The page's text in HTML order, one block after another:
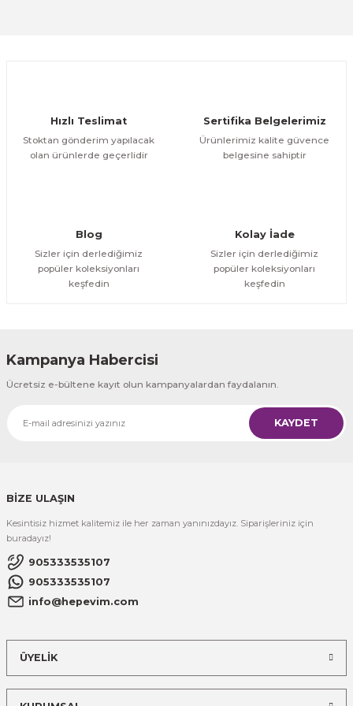
Bu ürüne benzer farklı alternatifler olmalı.
Hızlı Teslimat
Stoktan gönderim yapılacak
olan ürünlerde geçerlidir
Sertifika Belgelerimiz
Ürünlerimiz kalite güvence
belgesine sahiptir
Blog
Sizler için derlediğimiz
popüler koleksiyonları
keşfedin
Kolay İade
Sizler için derlediğimiz
popüler koleksiyonları
keşfedin
Kampanya Habercisi
Ücretsiz e-bültene kayıt olun kampanyalardan faydalanın.
KAYDET
BİZE ULAŞIN
Kesintisiz hizmet kalitemiz ile her zaman yanınızdayız. Siparişleriniz için
buradayız!
905333535107
905333535107
info@hepevim.com
ÜYELİK